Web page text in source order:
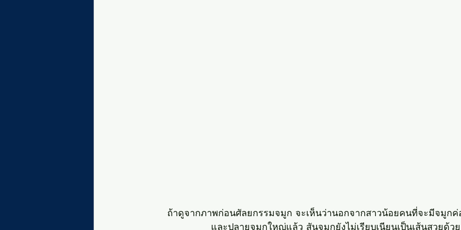
ถ้าดูจากภาพก่อนศัลยกรรมจมูก จะเห็นว่านอกจากสาวน้อยคนที่จะมีจมูก
และปลายจมูกใหญ่แล้ว สันจมูกยังไม่เรียบเนียนเป็นเส้นสวยด้วย